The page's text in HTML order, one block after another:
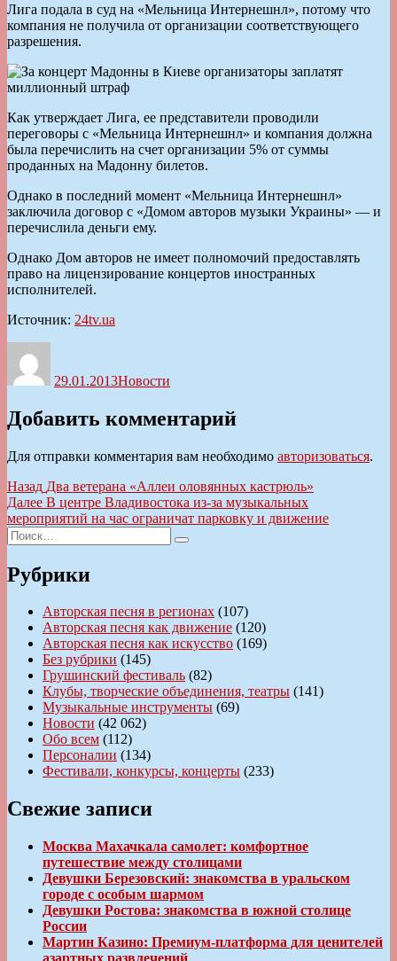
Лига подала в суд на «Мельница Интернешнл», потому что
компания не получила от организации соответствующего
разрешения.
Как утверждает Лига, ее представители проводили
переговоры с «Мельница Интернешнл» и компания должна
была перечислить на счет организации 5% от суммы
проданных на Мадонну билетов.
Однако в последний момент «Мельница Интернешнл»
заключила договор с «Домом авторов музыки Украины» — и
перечислила деньги ему.
Однако Дом авторов не имеет полномочий предоставлять
право на лицензирование концертов иностранных
исполнителей.
Источник: 24tv.ua
29.01.2013Новости
Добавить комментарий
Для отправки комментария вам необходимо авторизоваться.
Навигация
по
записям
Назад Предыдущая
запись:
Два ветерана «Аллеи оловянных кастрюль»
Далее Следующая
запись:
В центре Владивостока из-за музыкальных
мероприятий на час ограничат парковку и движение
Искать:
Поиск
Рубрики
Авторская песня в регионах (107)
Авторская песня как движение (120)
Авторская песня как искусство (169)
Без рубрики (145)
Грушинский фестиваль (82)
Клубы, творческие объединения, театры (141)
Музыкальные инструменты (69)
Новости (42 062)
Обо всем (112)
Персоналии (134)
Фестивали, конкурсы, концерты (233)
Свежие записи
Москва Махачкала самолет: комфортное
путешествие между столицами
Девушки Березовский: знакомства в уральском
городе с особым шармом
Девушки Ростова: знакомства в южной столице
России
Мартин Казино: Премиум-платформа для ценителей